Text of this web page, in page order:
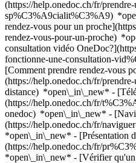
(https://help.onedoc.ch/fr/
sp%C3%A9cialit%C3%A9)
rendez-vous pour un
rendez-vous-pour-un-proche)
consultation vidéo
fonctionne-une-consultation-
[Comment prendre rendez-vous
(https://help.onedoc.ch/fr/
distance) *open\_in\_new* -
(https://help.onedoc.ch/fr/
onedoc) *open\_in\_new* -
(https://help.onedoc.ch/fr/
*open\_in\_new* - [Présentation
(https://help.onedoc.ch/fr/
*open\_in\_new* - [Vérifier qu'un rendez-vous est confirmé](https://help.onedoc.ch/fr/v%C3%A9rifier-quun-rendez-vous-est-confirm%C3%A9) *open\_in\_new* - [Annuler un rendez-vous pris en ligne sur OneDoc](https://help.onedoc.ch/fr/annuler-un-rendez-vous-pris-en-ligne-sur-onedoc) *open\_in\_new* - [Je ne reçois pas de confirmation de rendez-vous](https://help.onedoc.ch/fr/je-ne-re%C3%A7ois-pas-de-confirmation-de-rendez-vous) *open\_in\_new* [Voir tous nos articles *open\_in\_new*](https://help.onedoc.ch/fr/) close ## Modifier votre recherche ![Maison avec un signe plus annonçant qu’une consultation peut être effectuée sur place](https://www.onedoc.ch/assets/images/icons/on-site.svg) Sur place ![Caméra avec un symbole lecture annonçant qu’une consultation peut être effectuée à distance en vidéo](https://www.onedoc.ch/assets/images/icons/remote.svg) À distance Rechercher #### Spécialités #### Praticiens #### Établissements edit Diabète gestationnel à Vevey tune Filtrer par Nouveaux patients*keyboard\_arrow\_down* - Acceptés*check\_circle* Langue parlée*keyboard\_arrow\_down* - Allemand*check\_circle* - Anglais*check\_circle* - Arabe*check\_circle* - Espagnol*check\_circle* - Français*check\_circle* - Grec*check\_circle* - Portugais*check\_circle* Sexe*keyboard\_arrow\_down* - Femme*check\_circle* - Homme*check\_circle* Réseau*keyboard\_arrow\_down* - Medbase*check\_circle* Disponibilité*keyboard\_arrow\_down* - Disponible aujourdhui*check\_circle* - Dans les 3 prochains jours*check\_circle* - Dans les 7 prochains jours*check\_circle* - Dans les 14 prochains jours*check\_circle* # __Diabète gestationnel__ à __Vevey__: prenez rendez-vous en ligne aujourd'hui ## 1 résultat à Vevey [![Dr. Georgios Papadakis, endocrinologue / diabétologue à Vevey](https://assets.onedoc.ch/images/users/08586e396112b5a4ae89e50decc6e8c109eaa71f272eead307d9e9f4d93c8fba-small.png "Dr. Georgios Papadakis, endocrinologue / diabétologue à Vevey")](https://www.onedoc.ch/fr/endocrinologue-diabetologue/vevey/pcc0d/dr-georgios-papadakis) ### [Dr. Georgios Papadakis](https://www.onedoc.ch/fr/endocrinologue-diabetologue/vevey/pcc0d/dr-georgios-papadakis) ![Badge indiquant un profil vérifié](https://www.onedoc.ch/assets/images/icons/checkmark.svg) [Endocrinologue / diabétologue](https://www.onedoc.ch/fr/endocrinologue-diabetologue/vevey) [Medbase Vevey](https://www.onedoc.ch/fr/centre-medical/vevey/eqq5/medbase-vevey) Rue des Moulins 1 1800 Vevey ![Dr. Georgios Papadakis est affilié au réseau Medbase](https://assets.onedoc.ch/images/networks/logos/f5eeafeb3e2695f80dba6bfea4fc4a0c36c3323a83934f509b4377455dac4244-small.png) ![Icône patient avec un signe plus annonçant que le professionnel accepte de nouveaux patients](https://www.onedoc.ch/assets/images/icons/new-patients.svg)Accepte les nouveaux patients [Réserver un RDV](https://www.onedoc.ch/fr/endocrinologue-diabetologue/vevey/pcc0d/dr-georgios-papadakis) Expertises: Diabète gestationnel, [Diabète](https://www.onedoc.ch/fr/diabete/vevey), [Diabète type 2](https://www.onedoc.ch/fr/diabete-type-2/vevey), [Diabète type 1](https://www.onedoc.ch/fr/diabete-type-1/vevey), [Pompe à insuline](https://www.onedoc.ch/fr/pompe-a-insuline/vevey), [Hyperthyroïdie](https://www.onedoc.ch/fr/hyperthyroidie/vevey), [Hypothyroïdie](https://www.onedoc.ch/fr/hypothyroidie/vevey), [Goitre](https://www.onedoc.ch/fr/goitre/vevey), [Nodules thyroïdiens](https://www.onedoc.ch/fr/nodules-thyroidiens/vevey)Voir plus *chevron\_left* lun. 03 août *chevron\_right* Voir plus de rendez-vous *error\_outline* Une erreur s'est produite lors du chargement des